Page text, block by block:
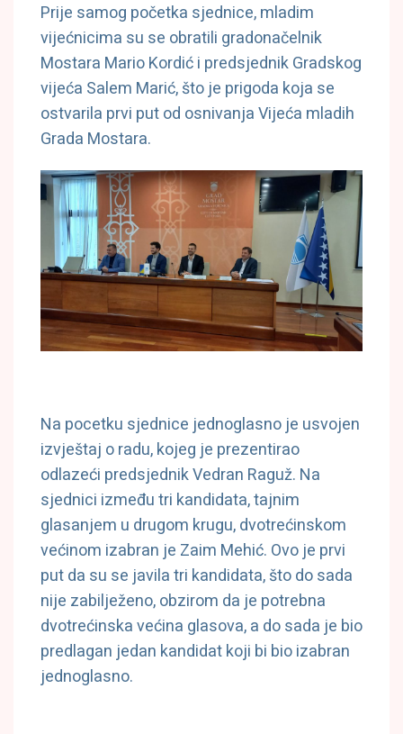
Prije samog početka sjednice, mladim
vijećnicima su se obratili gradonačelnik
Mostara Mario Kordić i predsjednik Gradskog
vijeća Salem Marić, što je prigoda koja se
ostvarila prvi put od osnivanja Vijeća mladih
Grada Mostara.
Na pocetku sjednice jednoglasno je usvojen
izvještaj o radu, kojeg je prezentirao
odlazeći predsjednik Vedran Raguž. Na
sjednici između tri kandidata, tajnim
glasanjem u drugom krugu, dvotrećinskom
većinom izabran je Zaim Mehić. Ovo je prvi
put da su se javila tri kandidata, što do sada
nije zabilježeno, obzirom da je potrebna
dvotrećinska većina glasova, a do sada je bio
predlagan jedan kandidat koji bi bio izabran
jednoglasno.